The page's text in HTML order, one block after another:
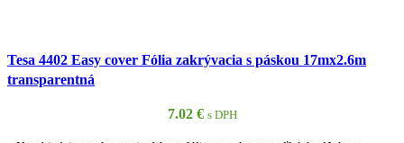
Tesa 4402 Easy cover Fólia zakrývacia s páskou 17mx2.6m
transparentná
7.02 € s DPH